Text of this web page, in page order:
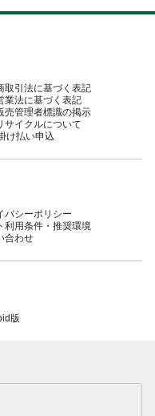
取引法に基づく表記
業法に基づく表記
売管理者標識の掲示
サイクルについて
け払い申込
バシーポリシー
利用条件・推奨環境
合わせ
版